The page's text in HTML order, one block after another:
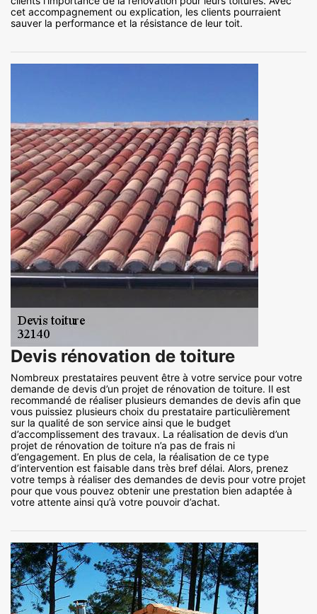
cet accompagnement ou explication, les clients pourraient
sauver la performance et la résistance de leur toit.
Devis rénovation de toiture
Nombreux prestataires peuvent être à votre service pour votre
demande de devis d’un projet de rénovation de toiture. Il est
recommandé de réaliser plusieurs demandes de devis afin que
vous puissiez plusieurs choix du prestataire particulièrement
sur la qualité de son service ainsi que le budget
d’accomplissement des travaux. La réalisation de devis d’un
projet de rénovation de toiture n’a pas de frais ni
d’engagement. En plus de cela, la réalisation de ce type
d’intervention est faisable dans très bref délai. Alors, prenez
votre temps à réaliser des demandes de devis pour votre projet
pour que vous pouvez obtenir une prestation bien adaptée à
votre attente ainsi qu’à votre pouvoir d’achat.